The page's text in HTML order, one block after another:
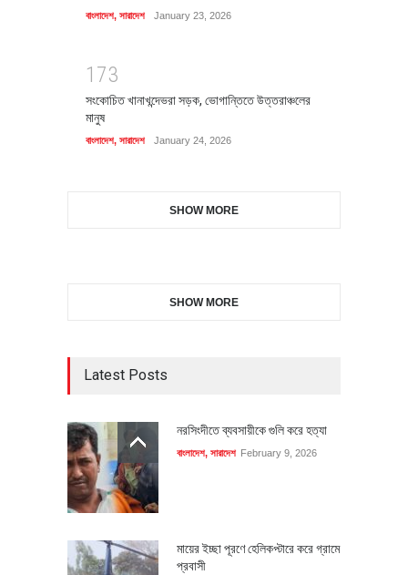
বাংলাদেশ, সারাদেশ January 23, 2026
1 73
সংকোচিত খানাখন্দেভরা সড়ক, ভোগান্তিতে উত্তরাঞ্চলের
মানুষ
বাংলাদেশ, সারাদেশ January 24, 2026
SHOW MORE
SHOW MORE
Latest Posts
নরসিংদীতে ব্যবসায়ীকে গুলি করে হত্যা
বাংলাদেশ, সারাদেশ February 9, 2026
মায়ের ইচ্ছা পূরণে হেলিকপ্টারে করে গ্রামে
প্রবাসী